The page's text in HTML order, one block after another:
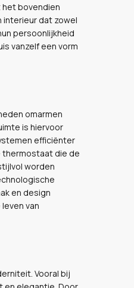
het bovendien
dat zowel
persoonlijkheid
vanzelf een vorm
omarmen
is hiervoor
efficiënter
thermostaat die de
worden
en design
van
Vooral bij